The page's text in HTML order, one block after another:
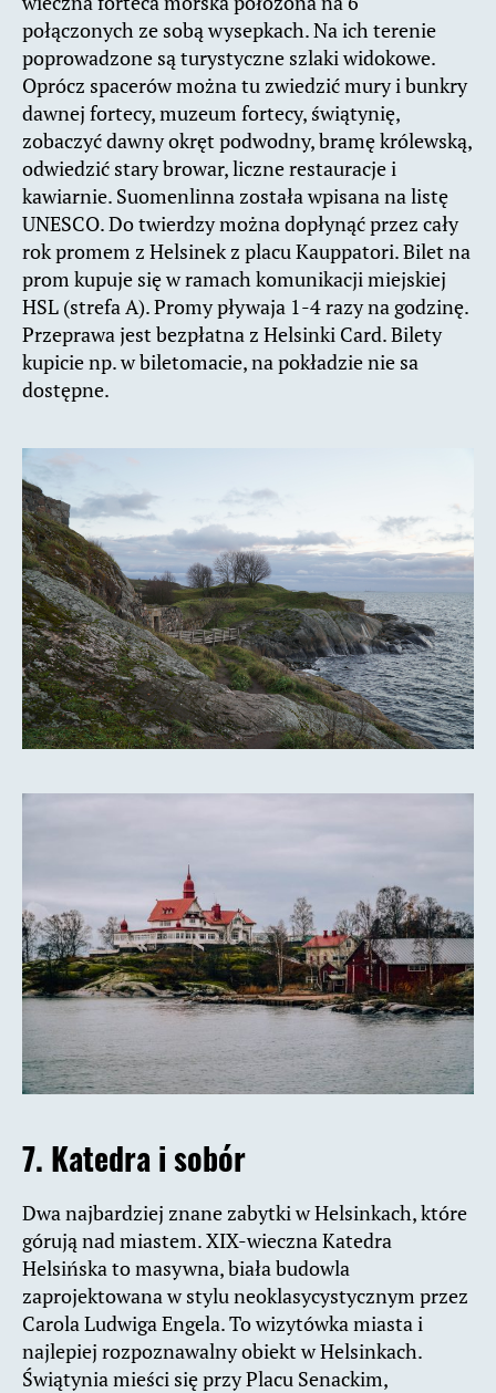
połączonych ze sobą wysepkach. Na ich terenie
poprowadzone są turystyczne szlaki widokowe.
Oprócz spacerów można tu zwiedzić mury i bunkry
dawnej fortecy, muzeum fortecy, świątynię,
zobaczyć dawny okręt podwodny, bramę królewską,
odwiedzić stary browar, liczne restauracje i
kawiarnie. Suomenlinna została wpisana na listę
UNESCO. Do twierdzy można dopłynąć przez cały
rok promem z Helsinek z placu Kauppatori. Bilet na
prom kupuje się w ramach komunikacji miejskiej
HSL (strefa A). Promy pływaja 1-4 razy na godzinę.
Przeprawa jest bezpłatna z Helsinki Card. Bilety
kupicie np. w biletomacie, na pokładzie nie sa
dostępne.
7. Katedra i sobór
Dwa najbardziej znane zabytki w Helsinkach, które
górują nad miastem. XIX-wieczna Katedra
Helsińska to masywna, biała budowla
zaprojektowana w stylu neoklasycystycznym przez
Carola Ludwiga Engela. To wizytówka miasta i
najlepiej rozpoznawalny obiekt w Helsinkach.
Świątynia mieści się przy Placu Senackim,